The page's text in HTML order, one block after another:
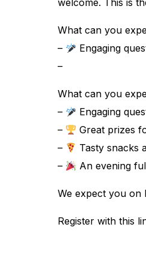
welcome. This is
What can you
–
Engaging
–
What can you
–
Engaging
–
Great prizes
–
Tasty snacks
–
An evening
We expect you on
Register with this